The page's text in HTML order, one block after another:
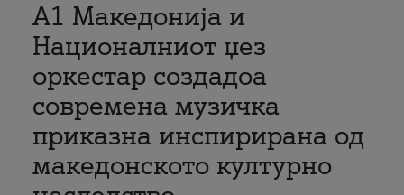
А1 Македонија и
Националниот џез
оркестар создадоа
современа музичка
приказна инспирирана од
македонското културно